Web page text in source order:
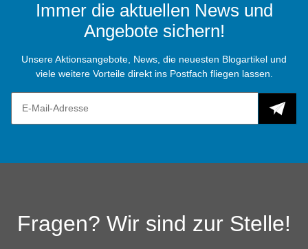
Immer die aktuellen News und
Angebote sichern!
Unsere Aktionsangebote, News, die neuesten Blogartikel und
viele weitere Vorteile direkt ins Postfach fliegen lassen.
Fragen? Wir sind zur Stelle!